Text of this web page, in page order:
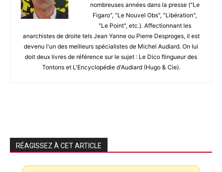
nombreuses années dans la presse ("Le
Figaro", "Le Nouvel Obs", "Libération",
"Le Point", etc.). Affectionnant les
anarchistes de droite tels Jean Yanne ou Pierre Desproges, il est
devenu l'un des meilleurs spécialistes de Michel Audiard. On lui
doit deux livres de référence sur le sujet : Le Dico flingueur des
Tontons et L'Encyclopédie d'Audiard (Hugo & Cie).
RÉAGISSEZ À CET ARTICLE